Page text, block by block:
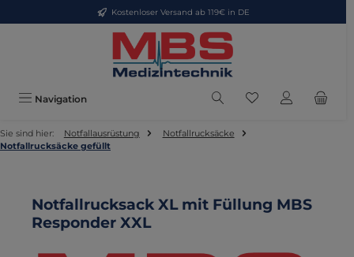
Zum Hauptinhalt springenKostenloser Versand ab 119€ in DE
Navigation Du hast 0
Sie sind hier: Notfallausrüstung
Notfallrucksäcke
Notfallrucksäcke gefüllt
Notfallrucksack XL mit Füllung MBS
Responder XXL